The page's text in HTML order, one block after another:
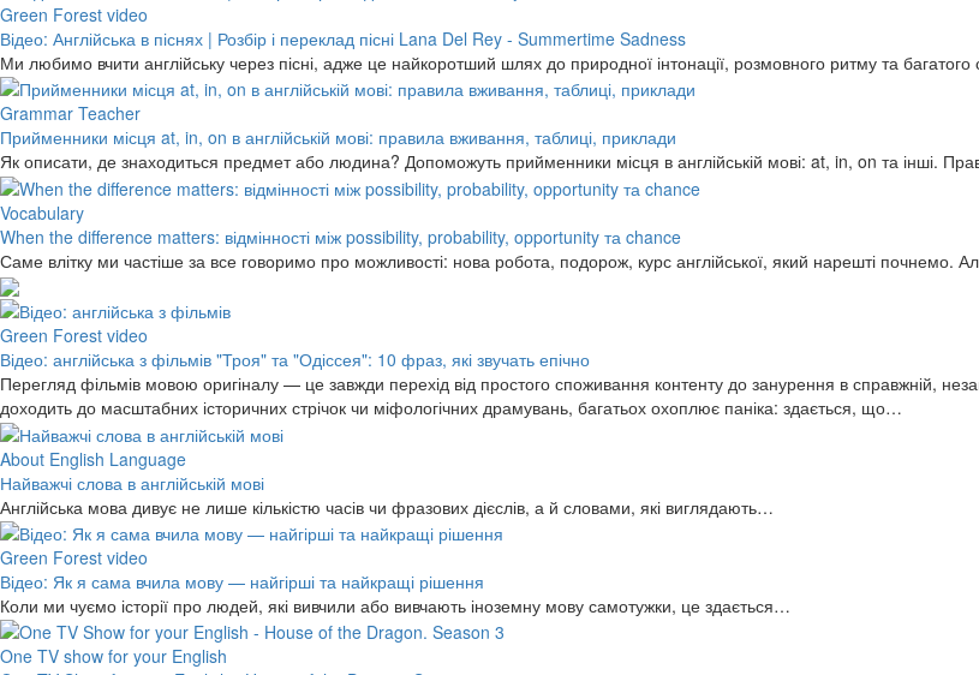
Green Forest video
Відео: Англійська в піснях | Розбір і переклад пісні Lana Del Rey - Summertime Sadness
Ми любимо вчити англійську через пісні, адже це найкоротший шлях до природної інтонації, розмовного ритму та
Grammar Teacher
Прийменники місця at, in, on в англійській мові: правила вживання, таблиці, приклади
Як описати, де знаходиться предмет або людина? Допоможуть прийменники місця в англійській мові: at, in, on та інші.
Vocabulary
When the difference matters: відмінності між possibility, probability, opportunity та chance
Саме влітку ми частіше за все говоримо про можливості: нова робота, подорож, курс англійської, який нарешті почнемо.
Green Forest video
Відео: англійська з фільмів "Троя" та "Одіссея": 10 фраз, які звучать епічно
Перегляд фільмів мовою оригіналу — це завжди перехід від простого споживання контенту до занурення в справжній,
доходить до масштабних історичних стрічок чи міфологічних драмувань, багатьох охоплює паніка: здається, що…
About English Language
Найважчі слова в англійській мові
Англійська мова дивує не лише кількістю часів чи фразових дієслів, а й словами, які виглядають…
Green Forest video
Відео: Як я сама вчила мову — найгірші та найкращі рішення
Коли ми чуємо історії про людей, які вивчили або вивчають іноземну мову самотужки, це здається…
One TV show for your English